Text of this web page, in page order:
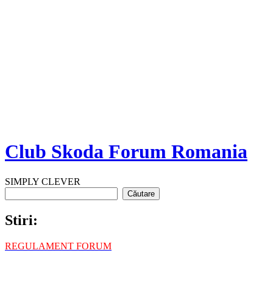
Club Skoda Forum Romania
SIMPLY CLEVER
Stiri:
REGULAMENT FORUM